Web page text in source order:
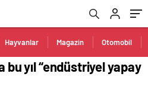
Hayvanlar Magazin Otomobil
bu yıl “endüstriyel yapay